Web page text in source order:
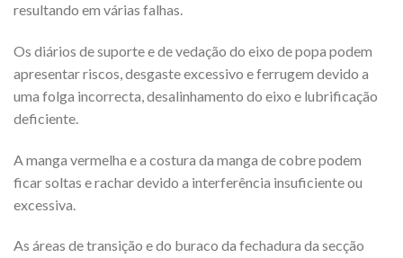
resultando em várias falhas.
Os diários de suporte e de vedação do eixo de popa podem
apresentar riscos, desgaste excessivo e ferrugem devido a
uma folga incorrecta, desalinhamento do eixo e lubrificação
deficiente.
A manga vermelha e a costura da manga de cobre podem
ficar soltas e rachar devido a interferência insuficiente ou
excessiva.
As áreas de transição e do buraco da fechadura da secção